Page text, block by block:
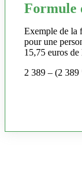
Formule
Exemple de la
pour une
15,75 euros de
2 389 – (2